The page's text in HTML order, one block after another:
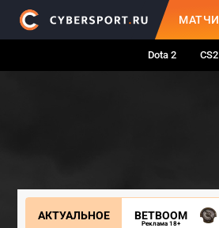
МАТЧИ
Dota 2 CS2
АКТУАЛЬНОЕ BETBOOM
Реклама 18+